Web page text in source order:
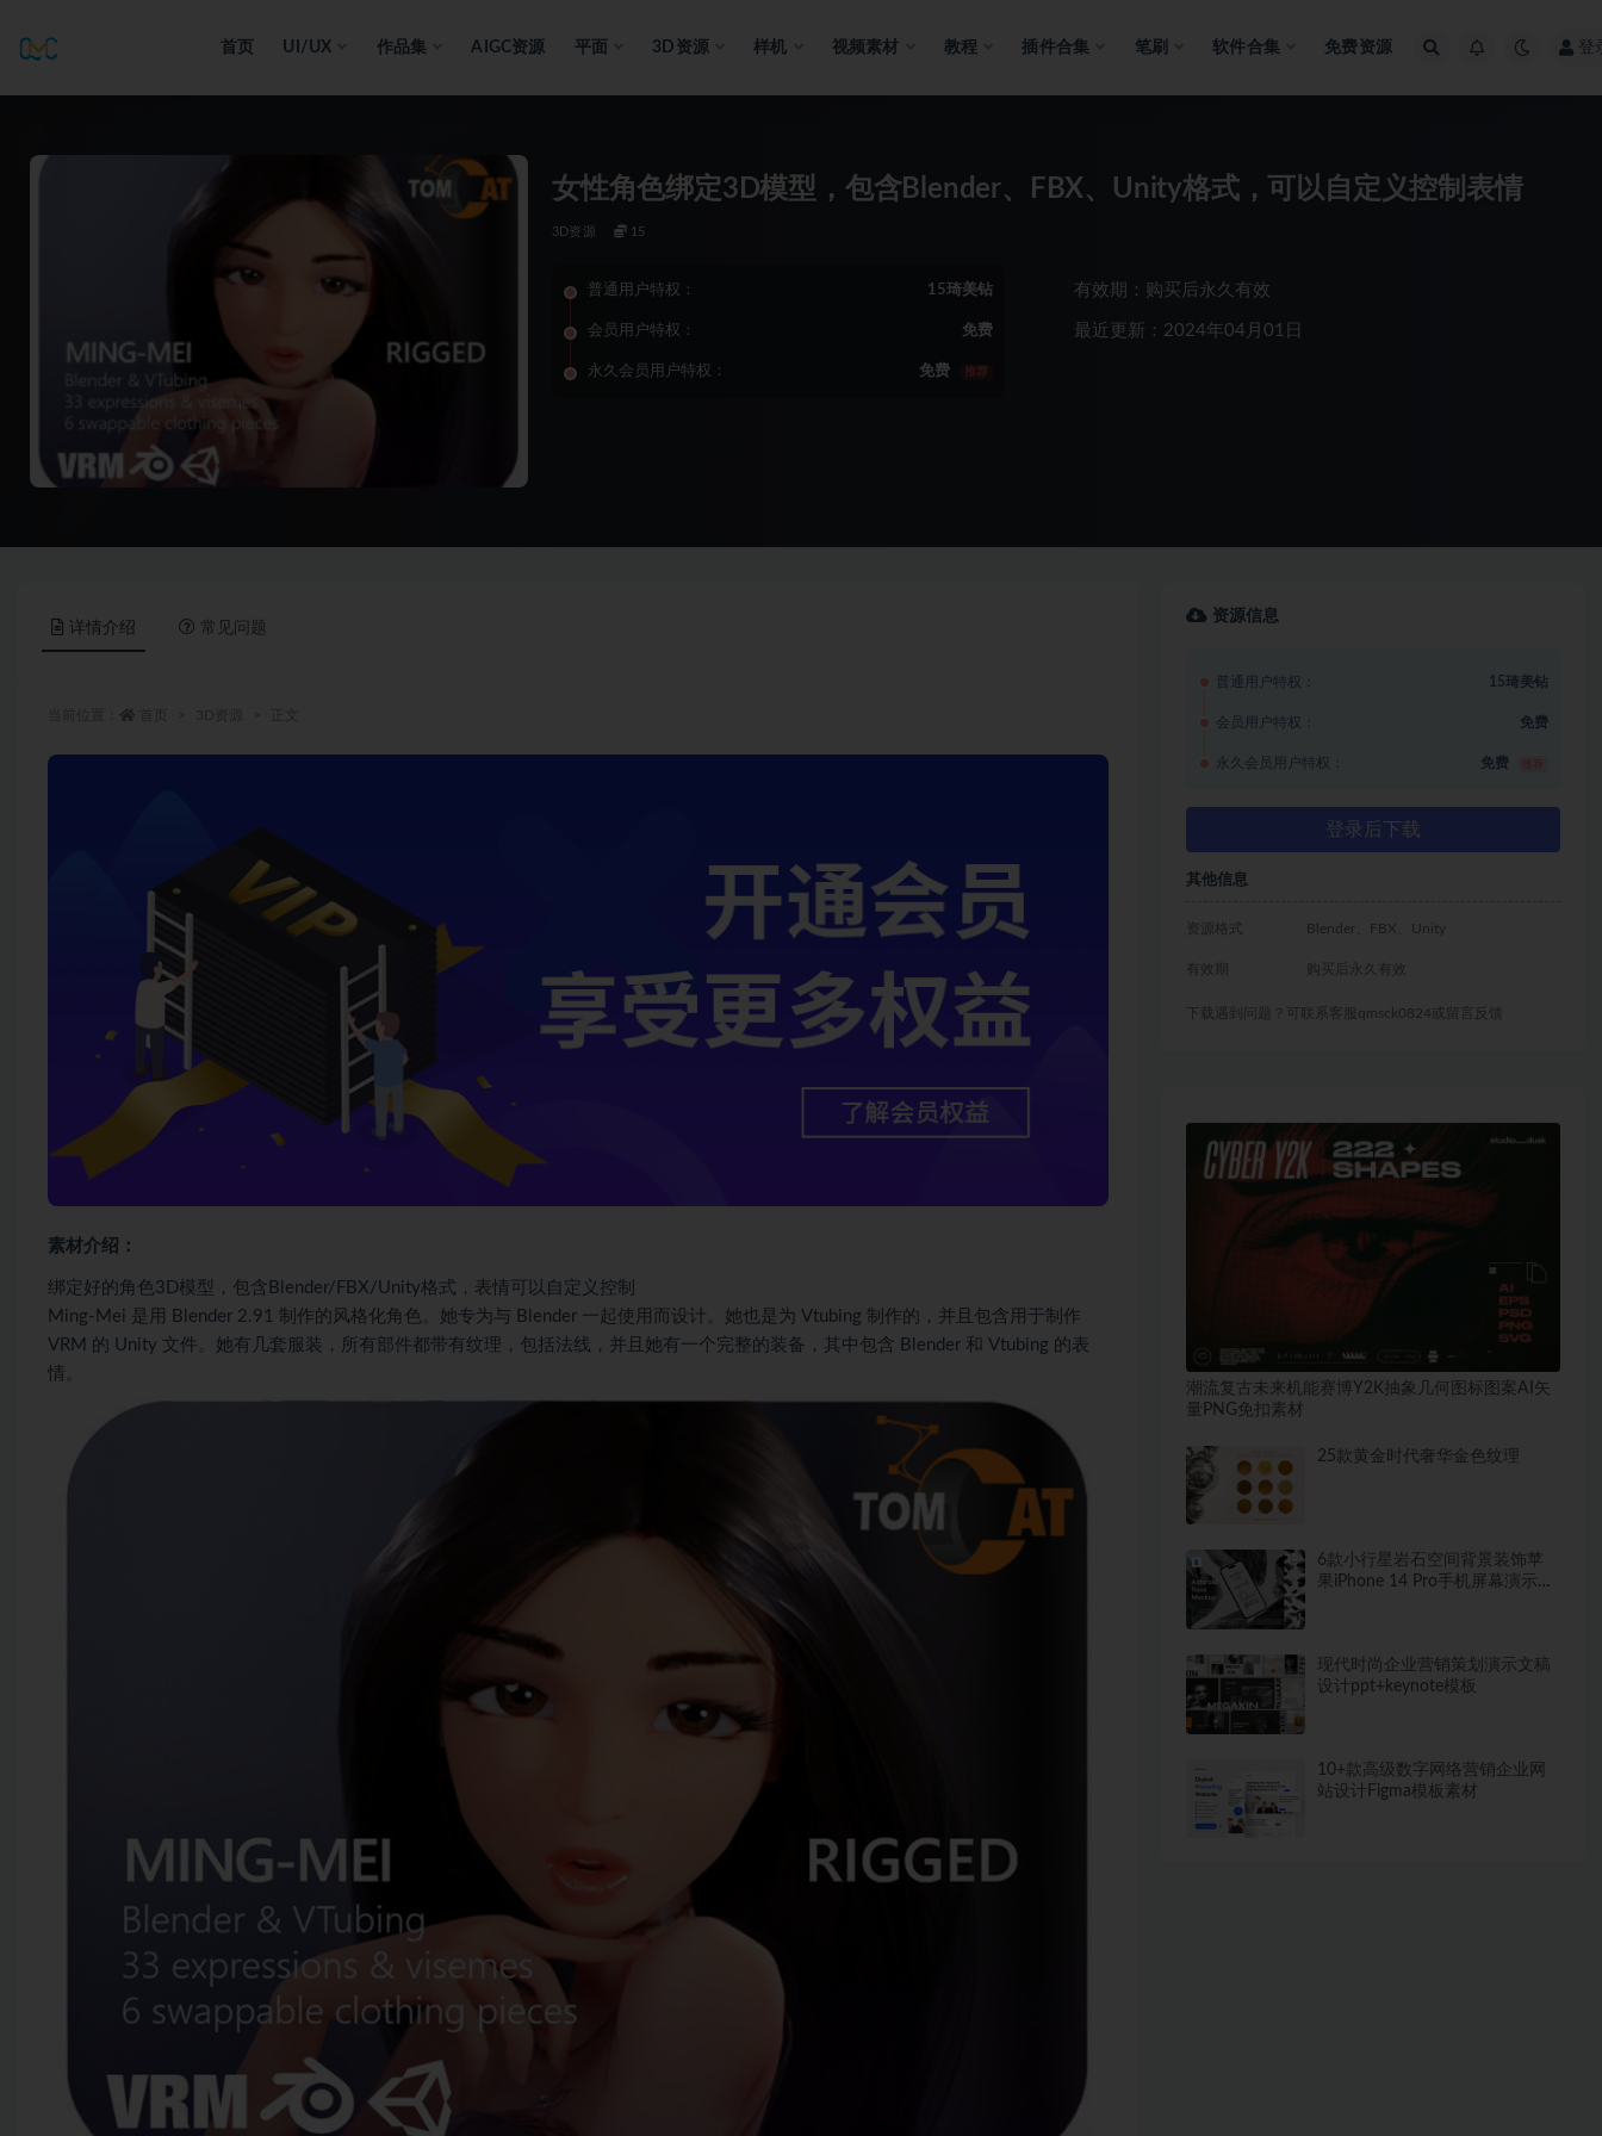
首页 UI/UX 作品集 AIGC资源 平面 3D资源 样机 视频素材 教程 插件合集 笔刷 软件合集 免费资源 登
女性角色绑定3D模型，包含Blender、FBX、Unity格式，可以自定义控制表情
3D资源 15
普通用户特权： 15琦美钻
会员用户特权： 免费
永久会员用户特权： 免费 推荐
有效期：购买后永久有效
最近更新：2024年04月01日
详情介绍 常见问题
素材介绍：
绑定好的角色3D模型，包含Blender/FBX/Unity格式，表情可以自定义控制
Ming-Mei 是用 Blender 2.91 制作的风格化角色。她专为与 Blender 一起使用而设计。她也是为 Vtubing 制作的，并且包含用于制作
VRM 的 Unity 文件。她有几套服装，所有部件都带有纹理，包括法线，并且她有一个完整的装备，其中包含 Blender 和 Vtubing 的表
情。
资源信息
普通用户特权： 15琦美钻
会员用户特权： 免费
永久会员用户特权： 免费
登录后下载
其他信息
资源格式 Blender、FBX、Unity
有效期 购买后永久有效
下载遇到问题？可联系客服qmsck0824或留言反馈
潮流复古未来机能赛博Y2K抽象几何图标图案AI矢
量PNG免扣素材
25款黄金时代奢华金色纹理
6款小行星岩石空间背景装饰苹
果iPhone 14 Pro手机屏幕演示贴
现代时尚企业营销策划演示文稿
设计ppt+keynote模板
10+款高级数字网络营销企业网
站设计Figma模板素材